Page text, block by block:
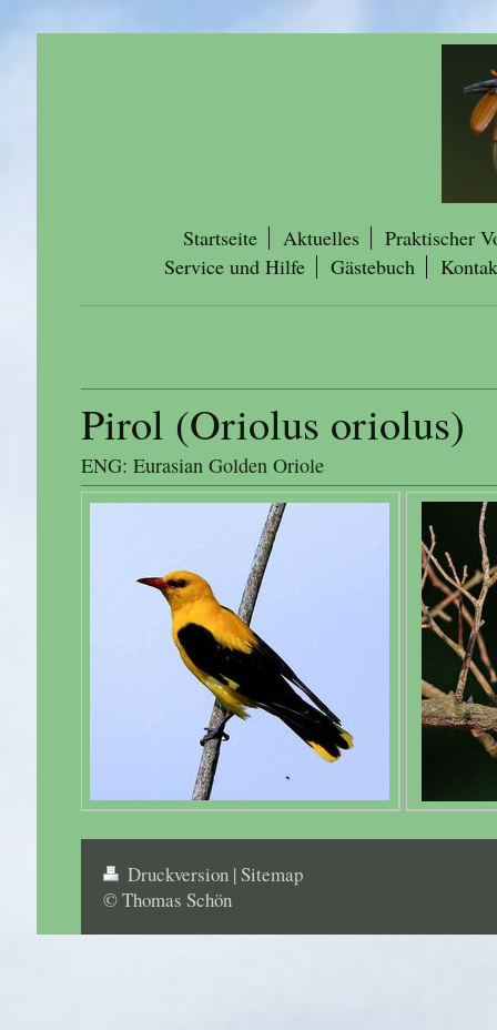
Startseite Aktuelles
Praktischer
Service und Hilfe
Gästebuch
Pirol (Oriolus oriolus)
ENG: Eurasian Golden Oriole
Druckversion |Sitemap
© Thomas Schön